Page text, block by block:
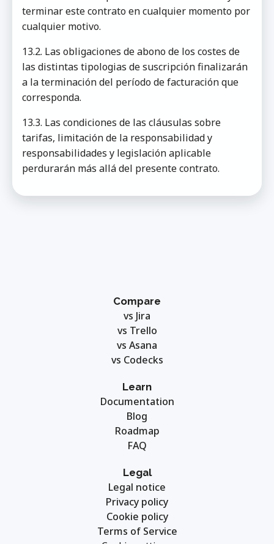
terminar este contrato en cualquier momento por
cualquier motivo.
13.2. Las obligaciones de abono de los costes de
las distintas tipologias de suscripción finalizarán
a la terminación del período de facturación que
corresponda.
13.3. Las condiciones de las cláusulas sobre
tarifas, limitación de la responsabilidad y
responsabilidades y legislación aplicable
perdurarán más allá del presente contrato.
Compare
vs Jira
vs Trello
vs Asana
vs Codecks
Learn
Documentation
Blog
Roadmap
FAQ
Legal
Legal notice
Privacy policy
Cookie policy
Terms of Service